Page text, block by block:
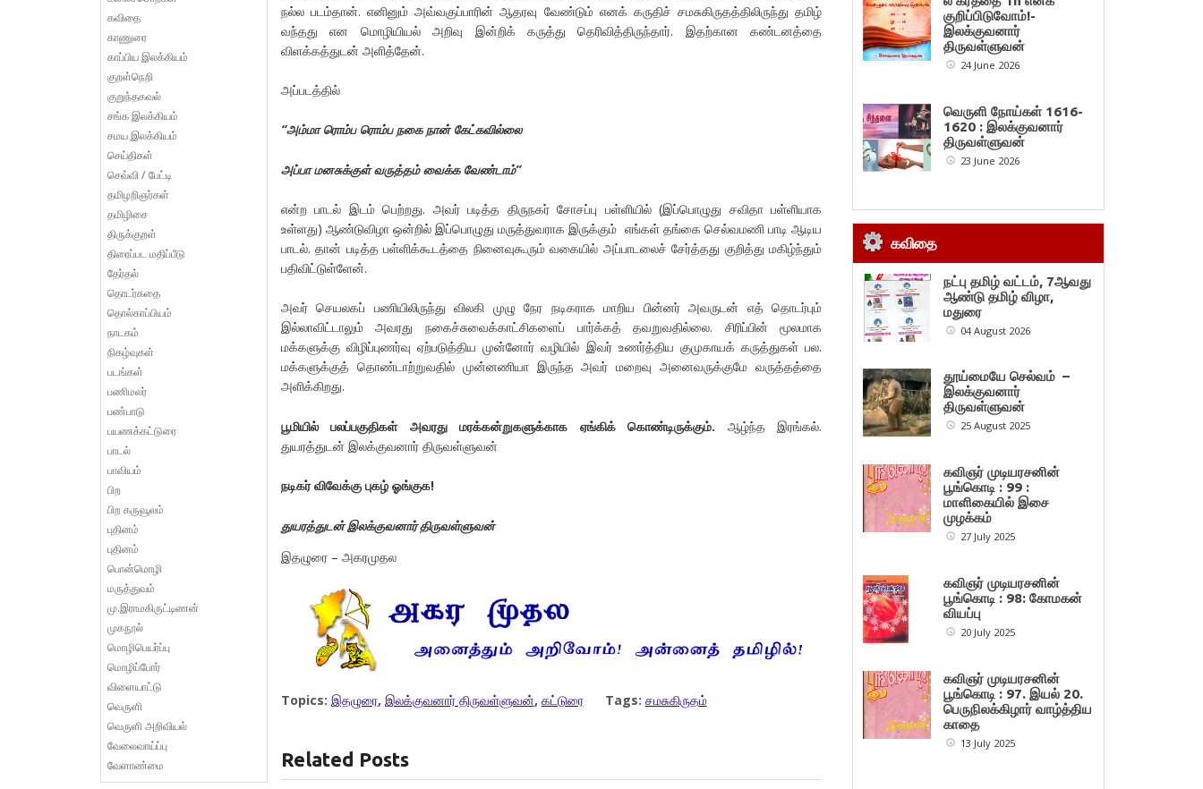
நல்ல படம்தான். எனினும் அவ்வகுப்பாரின் ஆதரவு வேண்டும் எனக் கருதிச் சமசுகிருதத்திலிருந்து தமிழ்
வந்தது என மொழியியல் அறிவு இன்றிக் கருத்து தெரிவித்திருந்தார். இதற்கான கண்டனத்தை
விளக்கத்துடன் அளித்தேன்.
அப்படத்தில்
“அம்மா ரொம்ப ரொம்ப நகை நான் கேட்கவில்லை
அப்பா மனசுக்குள் வருத்தம் வைக்க வேண்டாம்”
என்ற பாடல் இடம் பெற்றது. அவர் படித்த திருநகர் சோசப்பு பள்ளியில் (இப்பொழுது சவிதா பள்ளியாக
உள்ளது) ஆண்டுவிழா ஒன்றில் இப்பொழுது மருத்துவராக இருக்கும் எங்கள் தங்கை செல்வமணி பாடி ஆடிய
பாடல். தான் படித்த பள்ளிக்கூடத்தை நினைவுகூரும் வகையில் அப்பாடலைச் சேர்த்தது குறித்து மகிழ்ந்தும்
பதிவிட்டுள்ளேன்.
அவர் செயலகப் பணியிலிருந்து விலகி முழு நேர நடிகராக மாறிய பின்னர் அவருடன் எத் தொடர்பும்
இல்லாவிட்டாலும் அவரது நகைச்சுவைக்காட்சிகளைப் பார்க்கத் தவறுவதில்லை. சிரிப்பின் மூலமாக
மக்களுக்கு விழிப்புணர்வு ஏற்படுத்திய முன்னோர் வழியில் இவர் உணர்த்திய குமுகாயக் கருத்துகள் பல.
மக்களுக்குத் தொண்டாற்றுவதில் முன்னணியா இருந்த அவர் மறைவு அனைவருக்குமே வருத்தத்தை
அளிக்கிறது.
பூமியில் பலப்பகுதிகள் அவரது மரக்கன்றுகளுக்காக ஏங்கிக் கொண்டிருக்கும். ஆழ்ந்த இரங்கல்.
துயரத்துடன் இலக்குவனார் திருவள்ளுவன்
நடிகர் விவேக்கு புகழ் ஓங்குக!
துயரத்துடன் இலக்குவனார் திருவள்ளுவன்
இதழுரை – அகரமுதல
Topics: இதழுரை, இலக்குவனார் திருவள்ளுவன், கட்டுரை Tags: சமசுகிருதம்
Related Posts
கவிதை
காணுரை
காப்பிய இலக்கியம்
குறள்நெறி
குறுந்தகவல்
சங்க இலக்கியம்
சமய இலக்கியம்
செய்திகள்
செவ்வி / பேட்டி
தமிழறிஞர்கள்
தமிழிசை
திருக்குறள்
திரைப்பட மதிப்பீடு
தேர்தல்
தொடர்கதை
தொல்காப்பியம்
நாடகம்
நிகழ்வுகள்
படங்கள்
பணிமலர்
பண்பாடு
பயணக்கட்டுரை
பாடல்
பாவியம்
பிற
பிற கருவூலம்
புதினம்
புதினம்
பொன்மொழி
மருத்துவம்
மு.இராமகிருட்டிணன்
முகநூல்
மொழிபெயர்ப்பு
மொழிப்போர்
விளையாட்டு
வெருளி
வெருளி அறிவியல்
வேலைவாய்ப்பு
வேளாண்மை
குறிப்பிடுவோம்!-
இலக்குவனார்
திருவள்ளுவன்
24 June 2026
வெருளி நோய்கள் 1616-
1620 : இலக்குவனார்
திருவள்ளுவன்
23 June 2026
கவிதை
நட்பு தமிழ் வட்டம், 7ஆவது
ஆண்டு தமிழ் விழா,
மதுரை
04 August 2026
தூய்மையே செல்வம் –
இலக்குவனார்
திருவள்ளுவன்
25 August 2025
கவிஞர் முடியரசனின்
பூங்கொடி : 99 :
மாளிகையில் இசை
முழக்கம்
27 July 2025
கவிஞர் முடியரசனின்
பூங்கொடி : 98: கோமகன்
வியப்பு
20 July 2025
கவிஞர் முடியரசனின்
பூங்கொடி : 97. இயல் 20.
பெருநிலக்கிழார் வாழ்த்திய
காதை
13 July 2025